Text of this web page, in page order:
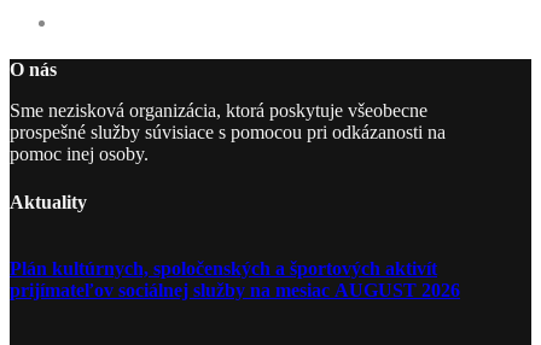
O nás
Sme nezisková organizácia, ktorá poskytuje všeobecne
prospešné služby súvisiace s pomocou pri odkázanosti na
pomoc inej osoby.
Aktuality
Plán kultúrnych, spoločenských a športových aktivít
prijímateľov sociálnej služby na mesiac AUGUST 2026